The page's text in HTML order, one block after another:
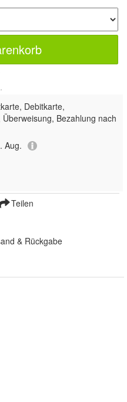
Debitkarte,
Bezahlung nach
Aug.
Teilen
& Rückgabe